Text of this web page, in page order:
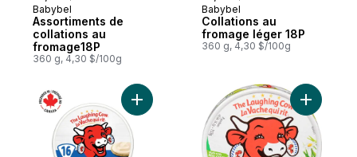
Babybel
Assortiments de
collations au
fromage18P
360 g, 4,30 $/100g
Babybel
Collations au
fromage léger 18P
360 g, 4,30 $/100g
Ajouter Original Fromage à tartiner 16P
Ajouter